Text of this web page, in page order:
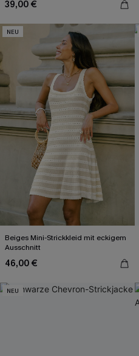
39,00 €
NEU
Beiges Mini-Strickkleid mit eckigem
Ausschnitt
46,00 €
NEU